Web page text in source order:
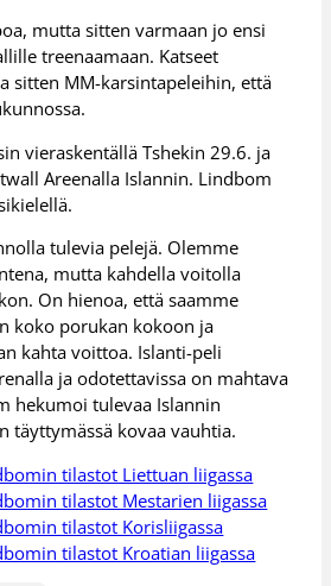
mutta sitten varmaan jo ensi
treenaamaan. Katseet
sitten MM-karsintapeleihin, että
vieraskentällä Tshekin 29.6. ja
Areenalla Islannin. Lindbom
tulevia pelejä. Olemme
mutta kahdella voitolla
On hienoa, että saamme
koko porukan kokoon ja
kahta voittoa. Islanti-peli
ja odotettavissa on mahtava
hekumoi tulevaa Islannin
täyttymässä kovaa vauhtia.
tilastot Liettuan liigassa
tilastot Mestarien liigassa
tilastot Korisliigassa
tilastot Kroatian liigassa